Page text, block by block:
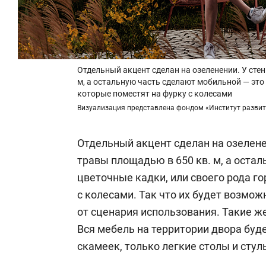
Отдельный акцент сделан на озеленении. У
м, а остальную часть сделают мобильной —
которые поместят на фурку с колесами
Визуализация представлена фондом «Институт
Отдельный акцент сделан на
травы площадью в 650 кв. м, а
цветочные кадки, или своего рода
с колесами. Так что их будет
от сценария использования. Такие
Вся мебель на территории двора
скамеек, только легкие столы и